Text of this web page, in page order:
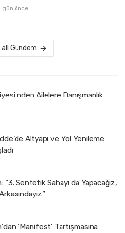
gün önce
all Gündem
Ailelere Danışmanlık
Altyapı ve Yol Yenileme
“3. Sentetik Sahayı da Yapacağız,
‘Manifest’ Tartışmasına